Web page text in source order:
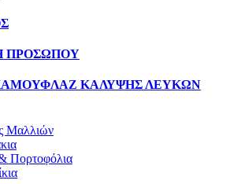
ΠΡΟΣΩΠΟΥ
ΚΑΛΥΨΗΣ ΛΕΥΚΩΝ
Μαλλιών
Πορτοφόλια